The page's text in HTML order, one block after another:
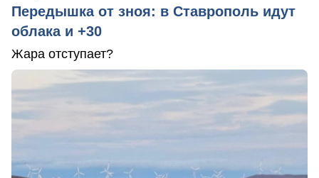
Передышка от зноя: в Ставрополь идут
облака и +30
Жара отступает?